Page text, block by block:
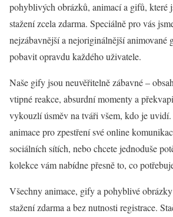
pohyblivých obrázků, animací a gifů, které
stažení zcela zdarma. Speciálně pro vás
nejzábavnější a nejoriginálnější animované
pobavit opravdu každého uživatele.
Naše gify jsou neuvěřitelně zábavné –
vtipné reakce, absurdní momenty a
vykouzlí úsměv na tváři všem, kdo je
animace pro zpestření své online
sociálních sítích, nebo chcete jednoduše
kolekce vám nabídne přesně to, co
Všechny animace, gify a pohyblivé
stažení zdarma a bez nutnosti registrace.